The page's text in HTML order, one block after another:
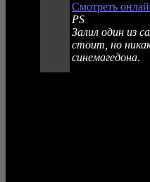
Смотреть
PS
Залил один из
стоит, но
синемагедона.